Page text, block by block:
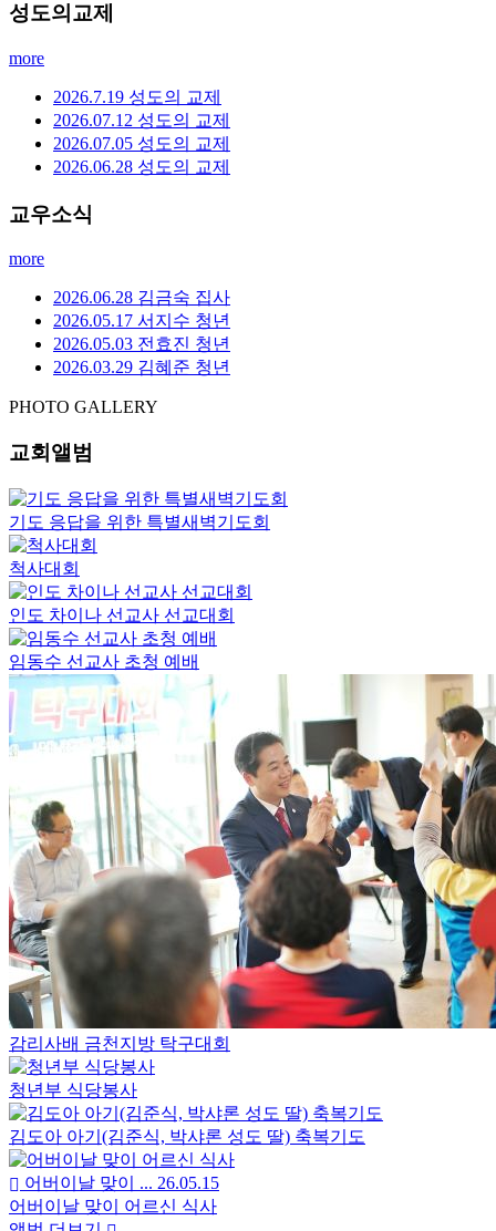
성도의교제
more
2026.7.19 성도의 교제
2026.07.12 성도의 교제
2026.07.05 성도의 교제
2026.06.28 성도의 교제
교우소식
more
2026.06.28 김금숙 집사
2026.05.17 서지수 청년
2026.05.03 전효진 청년
2026.03.29 김혜준 청년
PHOTO GALLERY
교회앨범
기도 응답을 위한 특별새벽기도회
척사대회
인도 차이나 선교사 선교대회
임동수 선교사 초청 예배
감리사배 금천지방 탁구대회
청년부 식당봉사
김도아 아기(김준식, 박샤론 성도 딸) 축복기도
어버이날 맞이 ... 26.05.15
어버이날 맞이 어르신 식사